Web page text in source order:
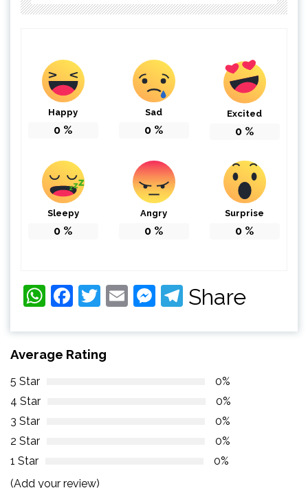
Happy
0 %
Sad
0 %
Excited
0 %
Sleepy
0 %
Angry
0 %
Surprise
0 %
WhatsApp
Facebook
Twitter
EmailMessenger
Telegram
Share
Average Rating
5 Star
0%
4 Star
0%
3 Star
0%
2 Star
0%
1 Star
0%
(Add your review)